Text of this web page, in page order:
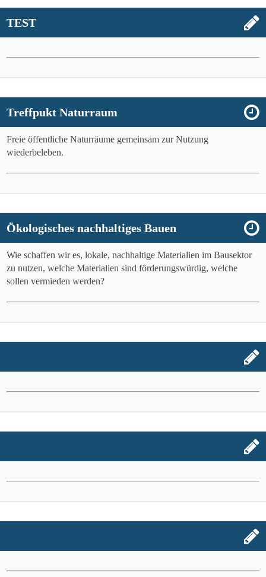
TEST
Treffpukt Naturraum
Freie öffentliche Naturräume gemeinsam zur Nutzung
wiederbeleben.
Ökologisches nachhaltiges Bauen
Wie schaffen wir es, lokale, nachhaltige Materialien im Bausektor
zu nutzen, welche Materialien sind förderungswürdig, welche
sollen vermieden werden?